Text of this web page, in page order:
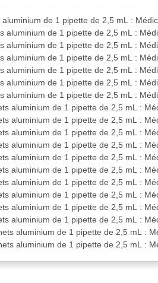
de 1 pipette de 2,5 mL :
aluminium de 1 pipette de 2,5 mL :
aluminium de 1 pipette de 2,5 mL :
aluminium de 1 pipette de 2,5 mL :
aluminium de 1 pipette de 2,5 mL :
aluminium de 1 pipette de 2,5 mL :
aluminium de 1 pipette de 2,5 mL :
aluminium de 1 pipette de 2,5 mL :
aluminium de 1 pipette de 2,5 mL :
aluminium de 1 pipette de 2,5 mL :
aluminium de 1 pipette de 2,5 mL :
aluminium de 1 pipette de 2,5 mL :
aluminium de 1 pipette de 2,5 mL :
aluminium de 1 pipette de 2,5 mL :
aluminium de 1 pipette de 2,5 mL :
aluminium de 1 pipette de 2,5 mL :
aluminium de 1 pipette de 2,5 mL :
aluminium de 1 pipette de 2,5 mL :
aluminium de 1 pipette de 2,5 mL :